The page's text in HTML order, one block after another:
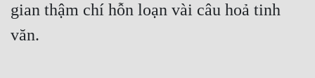
gian thậm chí hỗn loạn vài câu hoả tinh
văn.